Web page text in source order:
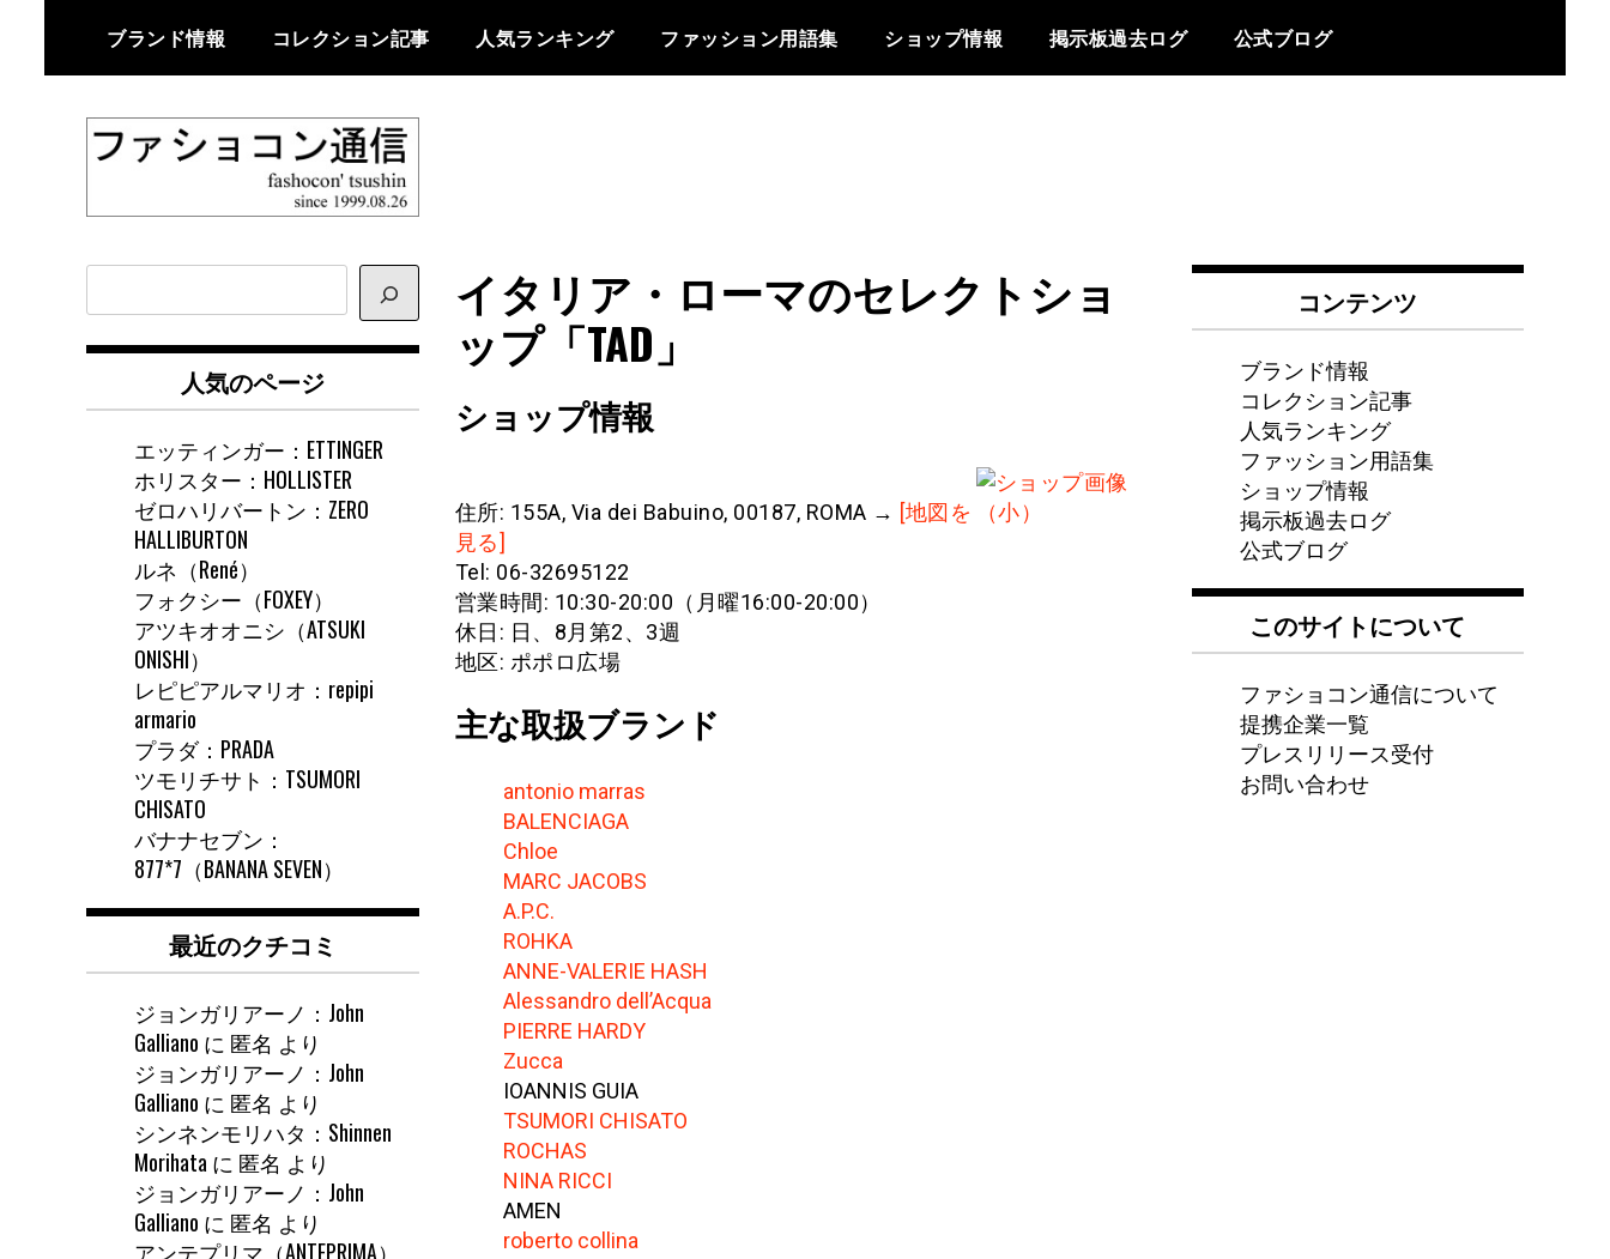
content
ブランド情報 コレクション記事 人気ランキング ファッション用語集 ショップ情報 掲示板過去ログ 公式ブログ
ファショコン通
信
ザイナーの観点からファッション
とモードを分析するファッション
イタリア・ローマのセレクトショ
ップ「TAD」
ショップ情報
住所: 155A, Via dei Babuino, 00187, ROMA → [地図を
見る]
Tel: 06-32695122
営業時間: 10:30-20:00（月曜16:00-20:00）
休日: 日、8月第2、3週
地区: ポポロ広場
主な取扱ブランド
antonio marras
BALENCIAGA
Chloe
MARC JACOBS
A.P.C.
ROHKA
ANNE-VALERIE HASH
Alessandro dell’Acqua
PIERRE HARDY
Zucca
IOANNIS GUIA
TSUMORI CHISATO
ROCHAS
NINA RICCI
AMEN
roberto collina
イ
ト
人気のページ
エッティンガー：ETTINGER
ホリスター：HOLLISTER
ゼロハリバートン：ZERO
HALLIBURTON
ルネ（René）
フォクシー（FOXEY）
アツキオオニシ（ATSUKI
ONISHI）
レピピアルマリオ：repipi
armario
プラダ：PRADA
ツモリチサト：TSUMORI
CHISATO
バナナセブン：
877*7（BANANA SEVEN）
最近のクチコミ
ジョンガリアーノ：John
Galliano に 匿名 より
ジョンガリアーノ：John
Galliano に 匿名 より
シンネンモリハタ：Shinnen
Morihataに 匿名 より
ジョンガリアーノ：John
Galliano に 匿名 より
アンテプリマ（ANTEPRIMA）
コンテンツ
ブランド情報
コレクション記事
人気ランキング
ファッション用語集
ショップ情報
掲示板過去ログ
公式ブログ
このサイトについて
ファショコン通信について
提携企業一覧
プレスリリース受付
お問い合わせ